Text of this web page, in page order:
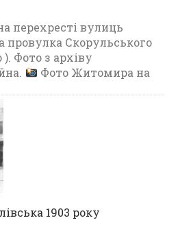
перехресті вулиць
провулка Скорульського
). Фото з архіву
Фото Житомира на
1903 року